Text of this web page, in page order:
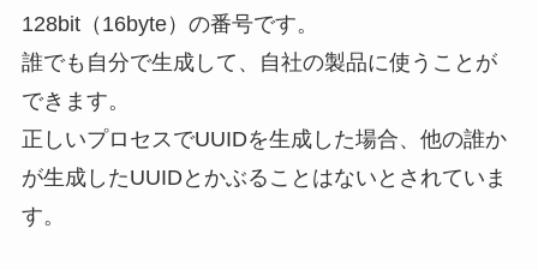
128bit（16byte）の番号です。
誰でも自分で生成して、自社の製品に使うことが
できます。
正しいプロセスでUUIDを生成した場合、他の誰か
が生成したUUIDとかぶることはないとされていま
す。